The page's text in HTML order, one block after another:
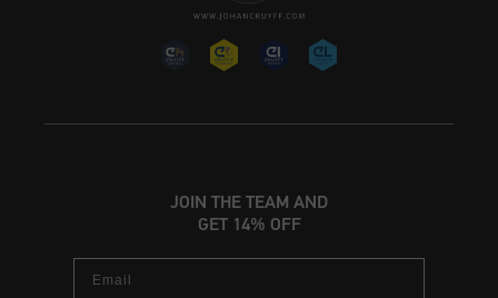
JOIN THE TEAM AND
GET 14% OFF